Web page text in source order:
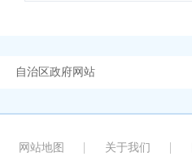
自治区政府网站
网站地图 关于我们